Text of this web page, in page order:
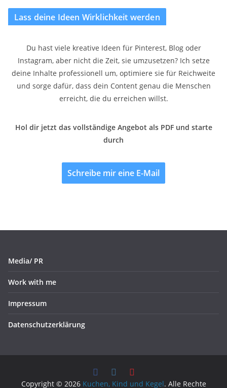
Lass deine Ideen Wirklichkeit werden
Du hast viele kreative Ideen für Pinterest, Blog oder
Instagram, aber nicht die Zeit, sie umzusetzen? Ich setze
deine Inhalte professionell um, optimiere sie für Reichweite
und sorge dafür, dass dein Content genau die Menschen
erreicht, die du erreichen willst.
Hol dir jetzt das vollständige Angebot als PDF und starte
durch
Schreibe mir eine E-Mail
Media/ PR
Work with me
Impressum
Datenschutzerklärung
Copyright © 2026 Kuchen, Kind und Kegel. Alle Rechte